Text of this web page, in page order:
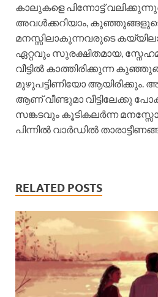
കാലുകളെ പിന്നോട്ട്
അവൾക്കറിയാം,
മനസ്സിലാകുന്നവരുടെ
ഏറ്റവും സുരക്ഷിതമായ,
വീട്ടിൽ കാത്തിരിക്കുന്ന
മുഴുപട്ടിണിയോ ആയിരിക്കും.
ആണ് വീണ്ടുമാ വീട്ടിലേക്കു
സങ്കടവും കൂടികലർന്ന
പിന്നിൽ വാർഡിൽ
RELATED POSTS